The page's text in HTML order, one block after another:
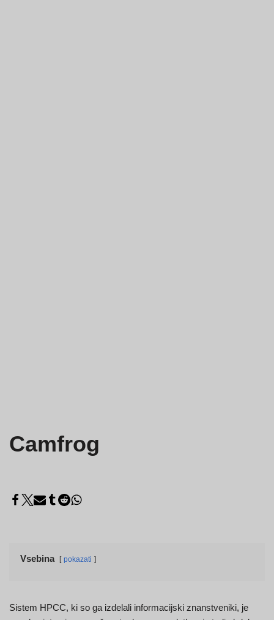
Camfrog
Vsebina pokazati
Sistem HPCC, ki so ga izdelali informacijski znanstveniki, je